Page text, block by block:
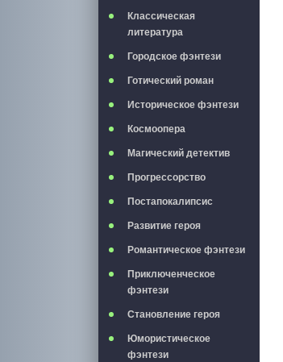
Классическая
литература
Городское фэнтези
Готический роман
Историческое фэнтези
Космоопера
Магический детектив
Прогрессорство
Постапокалипсис
Развитие героя
Романтическое фэнтези
Приключенческое
фэнтези
Становление героя
Юмористическое
фэнтези